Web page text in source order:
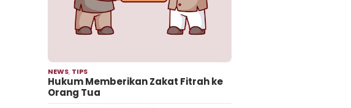
NEWS, TIPS
Hukum Memberikan Zakat Fitrah ke
Orang Tua